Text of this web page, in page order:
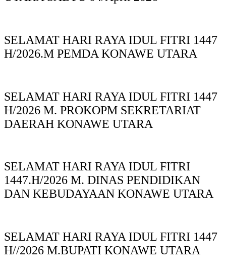
SELAMAT HARI RAYA IDUL FITRI 1447
H/2026.M PEMDA KONAWE UTARA
SELAMAT HARI RAYA IDUL FITRI 1447
H/2026 M. PROKOPM SEKRETARIAT
DAERAH KONAWE UTARA
SELAMAT HARI RAYA IDUL FITRI
1447.H/2026 M. DINAS PENDIDIKAN
DAN KEBUDAYAAN KONAWE UTARA
SELAMAT HARI RAYA IDUL FITRI 1447
H//2026 M.BUPATI KONAWE UTARA